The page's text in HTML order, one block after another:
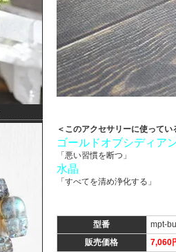
＜このアクセサリーに使ってい
ゴールドオブシディア
「悪い習慣を断つ」
水晶
「すべてを清め浄化する」
型番
mpt-
販売価格
7,060